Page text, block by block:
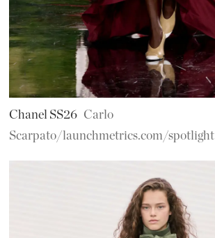
Chanel SS26 Carlo
Scarpato/launchmetrics.com/spotlight